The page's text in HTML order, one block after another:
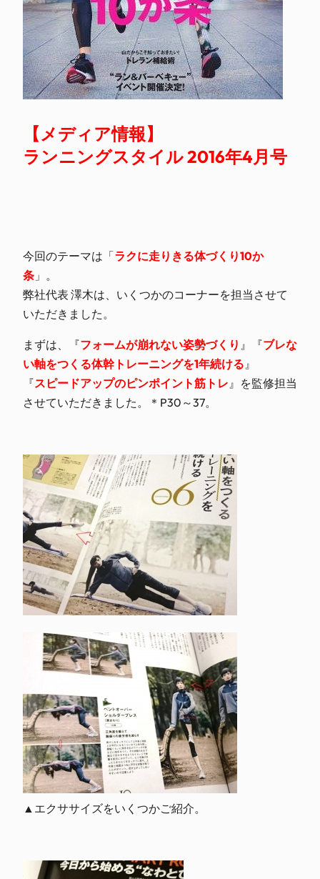
【メディア情報】
ランニングスタイル 2016年4月号
今回のテーマは「ラクに走りきる体づくり10か
条 」。
弊社代表 澤木は、いくつかのコーナーを担当させて
いただきました。
まずは、『フォームが崩れない姿勢づくり 』『ブレな
い軸をつくる体幹トレーニングを1年続ける』
『スピードアップのピンポイント筋トレ』を監修担当
させていただきました。＊P30～37。
▲エクササイズをいくつかご紹介。